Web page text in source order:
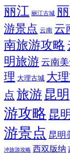
丽江 丽江古城
游景点 云南 云
南旅游攻略
明旅游 云南
理 大理古城 大
点 旅游 昆明
游攻略 昆
游景点 昆明
冲旅游攻略 西双版纳